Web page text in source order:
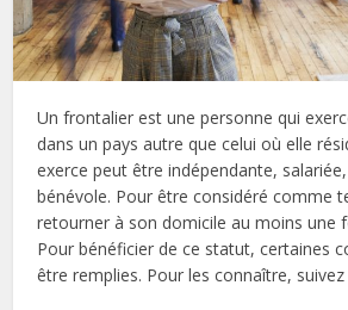
Un frontalier est une personne qui
dans un pays autre que celui où elle
exerce peut être indépendante,
bénévole. Pour être considéré comme
retourner à son domicile au moins une
Pour bénéficier de ce statut, certaines
être remplies. Pour les connaître, suivez